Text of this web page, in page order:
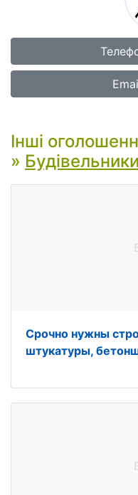
Інші
» Будівельники
Срочно нужны
штукатуры,